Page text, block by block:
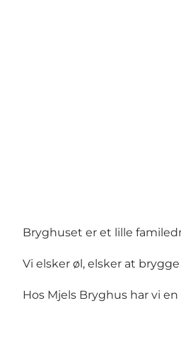
Bryghuset er et lille
Vi elsker øl, elsker at
Hos Mjels Bryghus har vi